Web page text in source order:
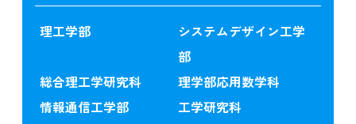
理工学部
システムデザイン工学
部
総合理工学研究科
理学部応用数学科
情報通信工学部
工学研究科